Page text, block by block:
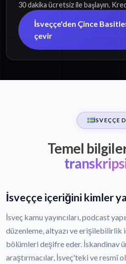
30 dakika ücretsiz ile başlayın.
İsveççe'den Çince
çevir
İSVEÇÇE
Temel
İsveççe içeriğini kimler
İsveç kamu yayıncıları, podcast
düzenleme, altyazı ve erişilebilirlik
bölümleri deşifre eder. İskandinav
araştırmacılar, İsveç'teki ve resmî